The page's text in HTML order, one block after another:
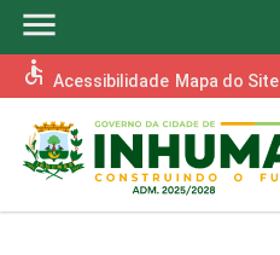
menu
accessible Acessibilidade Mapa do Site